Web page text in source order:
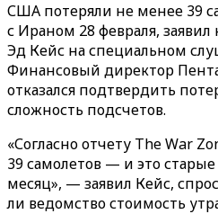
США потеряли не менее 39
с Ираном 28 февраля,
Эд Кейс на специальном
Финансовый директор
отказался подтвердить
сложность подсчетов.
«Согласно отчету The War
39 самолетов — и это
месяц», — заявил Кейс,
ли ведомство стоимость